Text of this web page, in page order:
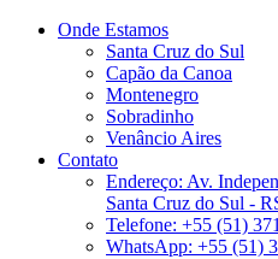
Onde Estamos
Santa Cruz do Sul
Capão da Canoa
Montenegro
Sobradinho
Venâncio Aires
Contato
Endereço: Av.
Santa Cruz do Sul -
Telefone: +55 (51)
WhatsApp: +55 (51)